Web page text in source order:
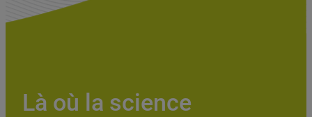
Là où la science